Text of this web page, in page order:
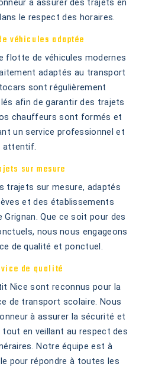
à assurer des trajets en
le respect des horaires.
véhicules adaptée
flotte de véhicules modernes
adaptés au transport
sont régulièrement
afin de garantir des trajets
chauffeurs sont formés et
un service professionnel et
attentif.
sur mesure
trajets sur mesure, adaptés
et des établissements
Grignan. Que ce soit pour des
nous nous engageons
de qualité et ponctuel.
de qualité
Nice sont reconnus pour la
de transport scolaire. Nous
à assurer la sécurité et
en veillant au respect des
Notre équipe est à
pour répondre à toutes les